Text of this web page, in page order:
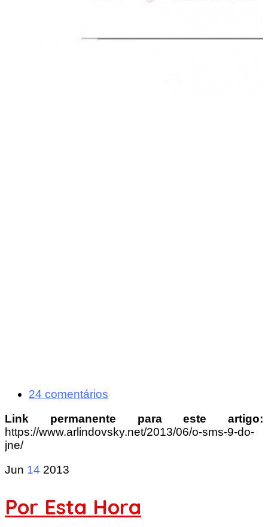
24 comentários
Link permanente para este artigo:
https://www.arlindovsky.net/2013/06/o-sms-9-do-
jne/
Jun 14 2013
Por Esta Hora